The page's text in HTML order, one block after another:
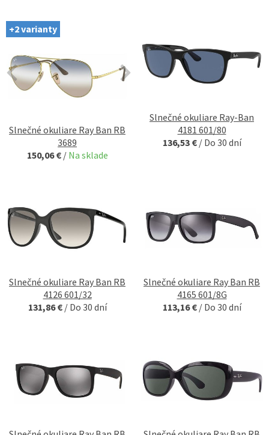
+2 varianty
Slnečné okuliare Ray Ban RB
3689
150,06 € / Na sklade
Slnečné okuliare Ray-Ban
4181 601/80
136,53 € / Do 30 dní
Slnečné okuliare Ray Ban RB
4126 601/32
131,86 € / Do 30 dní
Slnečné okuliare Ray Ban RB
4165 601/8G
113,16 € / Do 30 dní